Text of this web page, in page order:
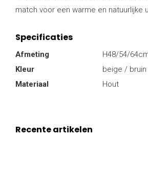
match voor een warme en natuurlijke
Specificaties
Afmeting
H48/54/
Kleur
beige / bruin
Materiaal
Hout
Recente artikelen